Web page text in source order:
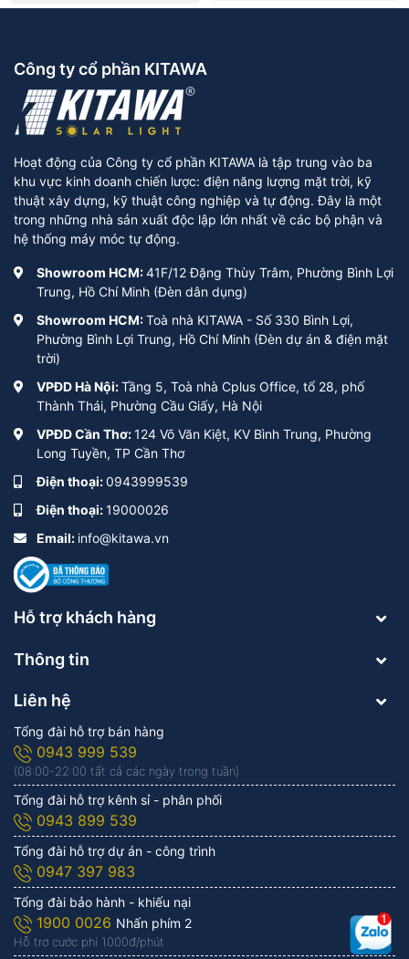
Công ty cổ phần KITAWA
Hoạt động của Công ty cổ phần KITAWA là tập trung vào ba
khu vực kinh doanh chiến lược: điện năng lượng mặt trời, kỹ
thuật xây dựng, kỹ thuật công nghiệp và tự động. Đây là một
trong những nhà sản xuất độc lập lớn nhất về các bộ phận và
hệ thống máy móc tự động.
Showroom HCM:41F/12 Đặng Thùy Trâm, Phường Bình Lợi
Trung, Hồ Chí Minh (Đèn dân dụng)
Showroom HCM:Toà nhà KITAWA - Số 330 Bình Lợi,
Phường Bình Lợi Trung, Hồ Chí Minh (Đèn dự án & điện mặt
trời)
VPĐD Hà Nội:Tầng 5, Toà nhà Cplus Office, tổ 28, phố
Thành Thái, Phường Cầu Giấy, Hà Nội
VPĐD Cần Thơ:124 Võ Văn Kiệt, KV Bình Trung, Phường
Long Tuyền, TP Cần Thơ
Điện thoại:0943999539
Điện thoại:19000026
Email: info@kitawa.vn
Hỗ trợ khách hàng
Thông tin
Liên hệ
Tổng đài hỗ trợ bán hàng
0943 999 539
(08:00-22:00 tất cả các ngày trong tuần)
Tổng đài hỗ trợ kênh sỉ - phân phối
0943 899 539
Tổng đài hỗ trợ dự án - công trình
0947 397 983
Tổng đài bảo hành - khiếu nại
1900 0026 Nhấn phím 2
Hỗ trợ cước phí 1.000đ/phút